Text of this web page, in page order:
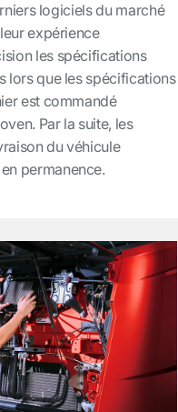
logiciels du marché
expérience
les spécifications
lors que les spécifications
est commandé
Par la suite, les
du véhicule
permanence.